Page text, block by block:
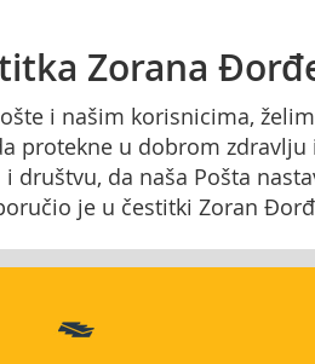
Zorana
i našim korisnicima,
protekne u dobrom
društvu, da naša Pošta
je u čestitki Zoran